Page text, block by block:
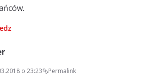
o 23:23 Permalink